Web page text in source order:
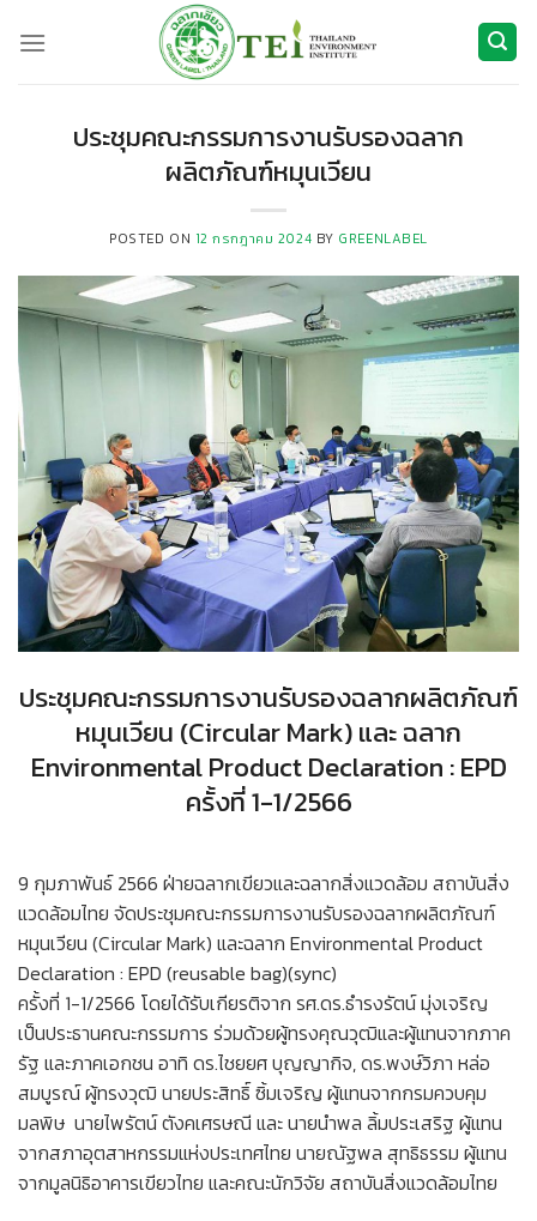
ประชุมคณะกรรมการงานรับรองฉลาก
ผลิตภัณฑ์หมุนเวียน
POSTED ON 12 กรกฎาคม 2024 BY GREENLABEL
ประชุมคณะกรรมการงานรับรองฉลากผลิตภัณฑ์
หมุนเวียน (Circular Mark) และ ฉลาก
Environmental Product Declaration : EPD
ครั้งที่ 1-1/2566
9 กุมภาพันธ์ 2566 ฝ่ายฉลากเขียวและฉลากสิ่งแวดล้อม สถาบันสิ่ง
แวดล้อมไทย จัดประชุมคณะกรรมการงานรับรองฉลากผลิตภัณฑ์
หมุนเวียน (Circular Mark) และฉลาก Environmental Product
Declaration : EPD (reusable bag)(sync)
ครั้งที่ 1-1/2566 โดยได้รับเกียรติจาก รศ.ดร.ธำรงรัตน์ มุ่งเจริญ
เป็นประธานคณะกรรมการ ร่วมด้วยผู้ทรงคุณวุฒิและผู้แทนจากภาค
รัฐ และภาคเอกชน อาทิ ดร.ไชยยศ บุญญากิจ, ดร.พงษ์วิภา หล่อ
สมบูรณ์ ผู้ทรงวุฒิ นายประสิทธิ์ ซิ้มเจริญ ผู้แทนจากกรมควบคุม
มลพิษ นายไพรัตน์ ตังคเศรษณี และ นายนำพล ลิ้มประเสริฐ ผู้แทน
จากสภาอุตสาหกรรมแห่งประเทศไทย นายณัฐพล สุทธิธรรม ผู้แทน
จากมูลนิธิอาคารเขียวไทย และคณะนักวิจัย สถาบันสิ่งแวดล้อมไทย